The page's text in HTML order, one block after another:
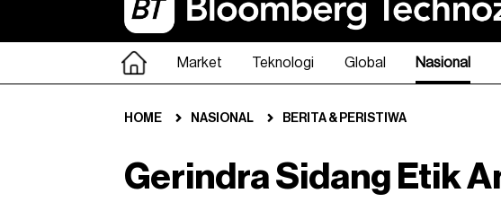
Market Teknologi Global Nasional
HOME NASIONAL BERITA & PERISTIWA
Gerindra Sidang Etik